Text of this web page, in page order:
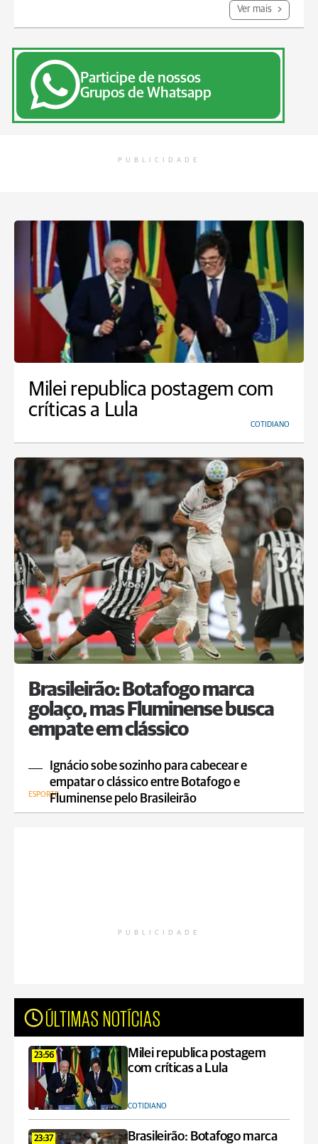
Ver mais
Participe de nossos
Grupos de Whatsapp
PUBLICIDADE
Milei republica postagem com
críticas a Lula
COTIDIANO
Brasileirão: Botafogo marca
golaço, mas Fluminense busca
empate em clássico
Ignácio sobe sozinho para cabecear e
empatar o clássico entre Botafogo e
Fluminense pelo Brasileirão
ESPORTE
PUBLICIDADE
ÚLTIMAS NOTÍCIAS
23:56
Milei republica postagem
com críticas a Lula
COTIDIANO
23:37
Brasileirão: Botafogo marca